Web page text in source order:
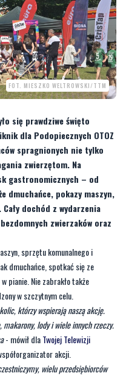
FOT. MIESZKO WELTROWSKI/TTM
się prawdziwe święto
dla Podopiecznych OTOZ
spragnionych nie tylko
zwierzętom. Na
gastronomicznych – od
dmuchańce, pokazy maszyn,
dochód z wydarzenia
zwierzaków oraz
sprzętu komunalnego i
dmuchańce, spotkać się ze
pianie. Nie zabrakło także
w szczytnym celu.
którzy wspierają naszą akcję.
lody i wiele innych rzeczy.
- mówił dlaTwojej Telewizji
akcji.
wielu przedsiębiorców